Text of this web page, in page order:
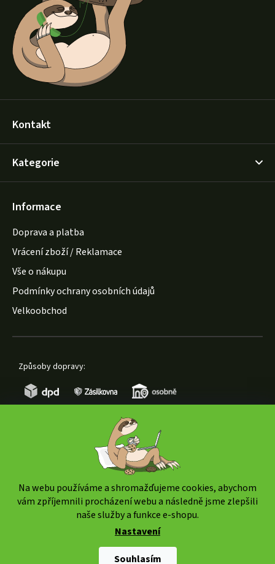
Na webu používáme a shromažďujeme cookies, abychom
vám zpříjemnili procházení webu a následně jsme zlepšili
naše služby a funkce e-shopu.
Nastavení
Souhlasím
Kontakt
Kategorie
Informace
Doprava a platba
Vrácení zboží / Reklamace
Vše o nákupu
Podmínky ochrany osobních údajů
Velkoobchod
Způsoby dopravy:
www.weedshop.cz
vyhrazena.
Upravit nastavení cookies